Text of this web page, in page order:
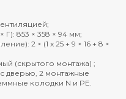
853 × 358 × 94 мм;
2 × (1 x 25 + 9 × 16 + 8 ×
(скрытого монтажа) ;
дверью, 2 монтажные
колодки N и PE.